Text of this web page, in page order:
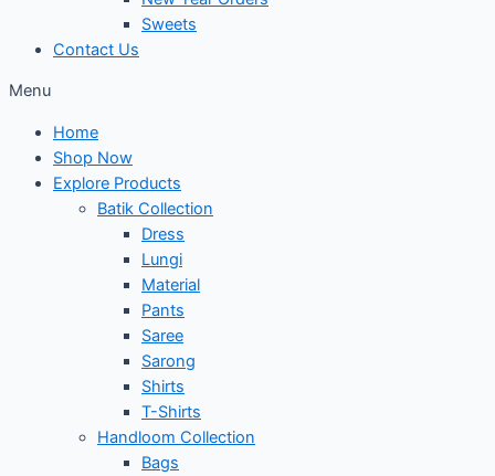
Sweets
Contact Us
Menu
Home
Shop Now
Explore Products
Batik Collection
Dress
Lungi
Material
Pants
Saree
Sarong
Shirts
T-Shirts
Handloom Collection
Bags